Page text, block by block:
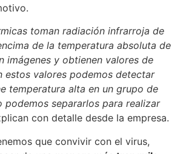
toman radiación infrarroja de
de la temperatura absoluta de
imágenes y obtienen valores de
estos valores podemos detectar
temperatura alta en un grupo de
podemos separarlos para realizar
con detalle desde la empresa.
que convivir con el virus,